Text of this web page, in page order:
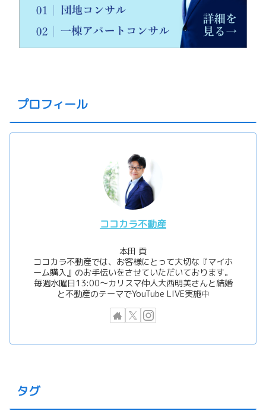
プロフィール
ココカラ不動産
本田 貢
ココカラ不動産では、お客様にとって大切な『マイホ
ーム購入』のお手伝いをさせていただいております。
毎週水曜日13:00〜カリスマ仲人大西明美さんと結婚
と不動産のテーマでYouTube LIVE実施中
タグ